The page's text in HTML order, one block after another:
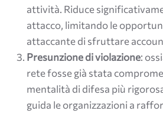
attività. Riduce
attacco, limitando le
attaccante di sfruttare
Presunzione di violazione:
rete fosse già stata
mentalità di difesa più
guida le organizzazioni a